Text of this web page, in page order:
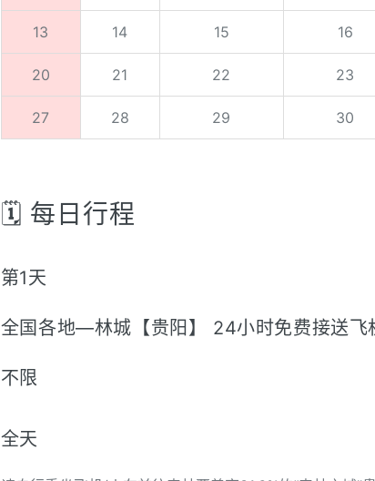
13 14 15 16
20 21 22 23
27 28 29 30
🗓️ 每日行程
第1天
全国各地—林城【贵阳】 24小时免费接送飞
不限
全天